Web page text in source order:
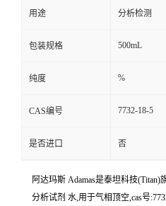
用途 分析检测
包装规格 500mL
纯度 %
CAS编号 7732-18-5
是否进口 否
阿达玛斯 Adamas是泰坦科技
分析试剂 水,用于气相顶空,cas号